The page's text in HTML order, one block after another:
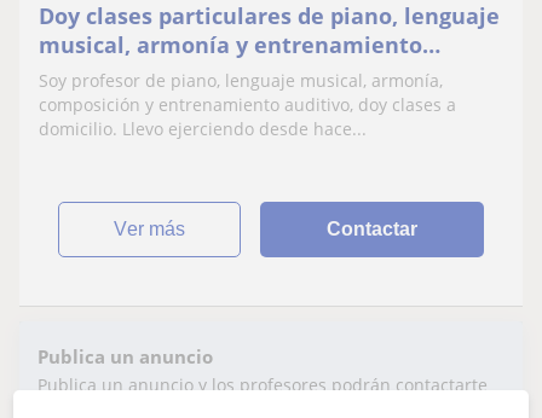
Doy clases particulares de piano, lenguaje
musical, armonía y entrenamiento
auditivo
Soy profesor de piano, lenguaje musical, armonía,
composición y entrenamiento auditivo, doy clases a
domicilio. Llevo ejerciendo desde hace...
ver más Contactar
Publica un anuncio
Publica un anuncio y los profesores podrán contactarte